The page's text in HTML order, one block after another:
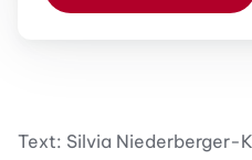
Text: Silvia Niederberger-